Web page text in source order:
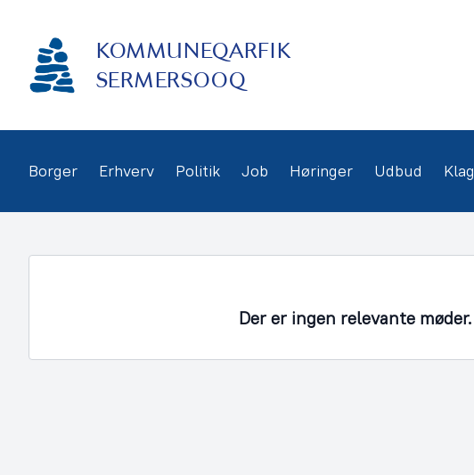
indhold
KOMMUNEQARFIK
SERMERSOOQ
Borger Erhverv Politik Job Høringer Udbud
Der er ingen relevante møder.